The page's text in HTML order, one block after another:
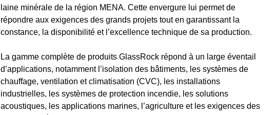
laine minérale de la région MENA. Cette envergure lui permet de
répondre aux exigences des grands projets tout en garantissant la
constance, la disponibilité et l’excellence technique de sa production.
La gamme complète de produits GlassRock répond à un large éventail
d’applications, notamment l’isolation des bâtiments, les systèmes de
chauffage, ventilation et climatisation (CVC), les installations
industrielles, les systèmes de protection incendie, les solutions
acoustiques, les applications marines, l’agriculture et les exigences des